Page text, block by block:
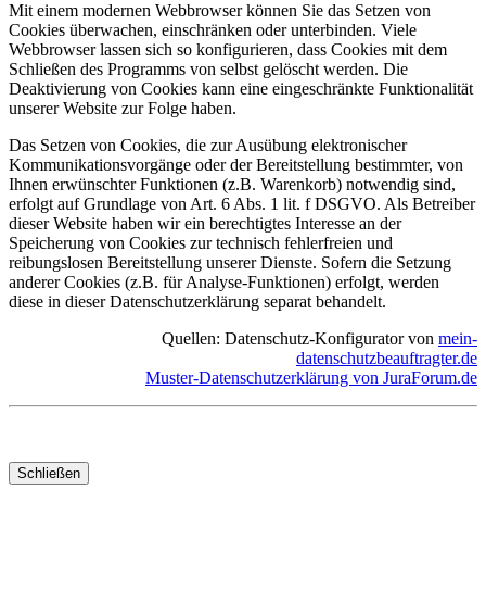
Mit einem modernen Webbrowser können Sie das Setzen von
Cookies überwachen, einschränken oder unterbinden. Viele
Webbrowser lassen sich so konfigurieren, dass Cookies mit dem
Schließen des Programms von selbst gelöscht werden. Die
Deaktivierung von Cookies kann eine eingeschränkte Funktionalität
unserer Website zur Folge haben.
Das Setzen von Cookies, die zur Ausübung elektronischer
Kommunikationsvorgänge oder der Bereitstellung bestimmter, von
Ihnen erwünschter Funktionen (z.B. Warenkorb) notwendig sind,
erfolgt auf Grundlage von Art. 6 Abs. 1 lit. f DSGVO. Als Betreiber
dieser Website haben wir ein berechtigtes Interesse an der
Speicherung von Cookies zur technisch fehlerfreien und
reibungslosen Bereitstellung unserer Dienste. Sofern die Setzung
anderer Cookies (z.B. für Analyse-Funktionen) erfolgt, werden
diese in dieser Datenschutzerklärung separat behandelt.
Quellen: Datenschutz-Konfigurator von mein-
datenschutzbeauftragter.de
Muster-Datenschutzerklärung von JuraForum.de
Schließen